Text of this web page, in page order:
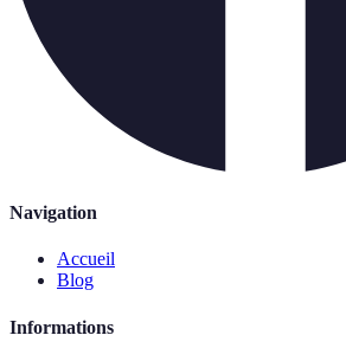
Navigation
Accueil
Blog
Informations